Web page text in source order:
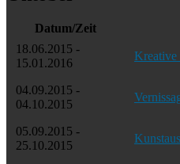
Datum/Zeit
18.06.2015 -
15.01.2016
Kreative
04.09.2015 -
04.10.2015
05.09.2015 -
25.10.2015